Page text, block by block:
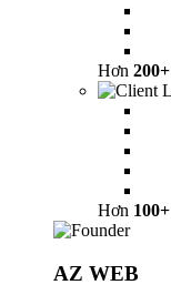
Hơn 200+
Hơn 100+
AZ WEB